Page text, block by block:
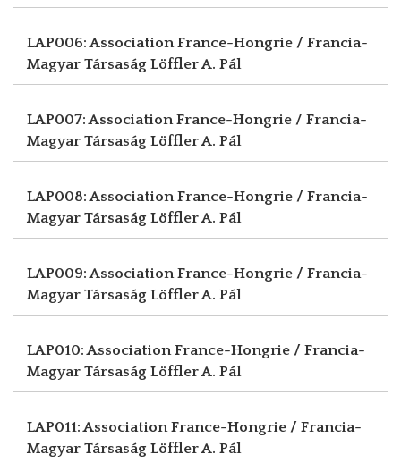
LAP006: Association France-Hongrie / Francia-
Magyar Társaság Löffler A. Pál
LAP007: Association France-Hongrie / Francia-
Magyar Társaság Löffler A. Pál
LAP008: Association France-Hongrie / Francia-
Magyar Társaság Löffler A. Pál
LAP009: Association France-Hongrie / Francia-
Magyar Társaság Löffler A. Pál
LAP010: Association France-Hongrie / Francia-
Magyar Társaság Löffler A. Pál
LAP011: Association France-Hongrie / Francia-
Magyar Társaság Löffler A. Pál